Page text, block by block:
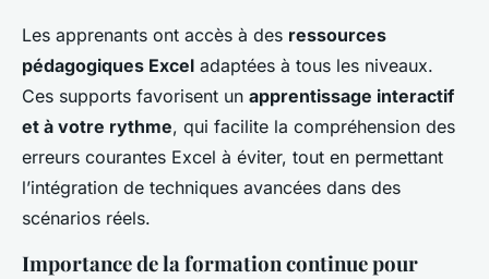
Les apprenants ont accès à des ressources
pédagogiques Excel adaptées à tous les niveaux.
Ces supports favorisent un apprentissage interactif
et à votre rythme, qui facilite la compréhension des
erreurs courantes Excel à éviter, tout en permettant
l’intégration de techniques avancées dans des
scénarios réels.
Importance de la formation continue pour